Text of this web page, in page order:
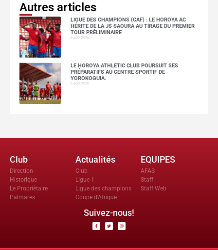
Autres articles
LIGUE DES CHAMPIONS (CAF) : LE HOROYA AC
HÉRITE DE LA JS SAOURA AU TIRAGE DU PREMIER
TOUR PRÉLIMINAIRE
6 août 2026
LE HOROYA ATHLETIC CLUB POURSUIT SES
PRÉPARATIFS AU CENTRE SPORTIF DE
YOROKOGUIA.
6 août 2026
Club
Direction
Historique
Le Propriètaire
Palmares
Actualités
Club
Ligue 1
Ligue des champions
Coupe d'Afrique
EQUIPES
AFAS
Staff
Staff Web
Suivez-nous!